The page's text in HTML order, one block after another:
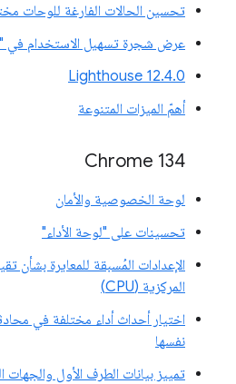
تحسين الحالات الفارغة للوحات
عرض شجرة تسهيل الاستخدام في
‫Lighthouse 12.4.0
أهمّ الميزات المتنوعة
‫Chrome 134
لوحة الخصوصية والأمان
تحسينات على "لوحة الأداء"
الإعدادات المُسبقة للمعايرة بشأن
المركزية (CPU)
اختيار أحداث أداء مختلفة في
نفسها
تمييز بيانات الطرف الأول والجهات